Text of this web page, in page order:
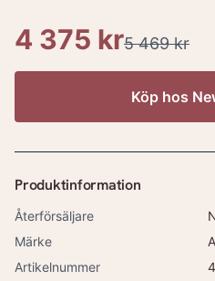
4 375 kr5 469 kr
Köp hos
Produktinformation
Återförsäljare
Märke
Artikelnummer